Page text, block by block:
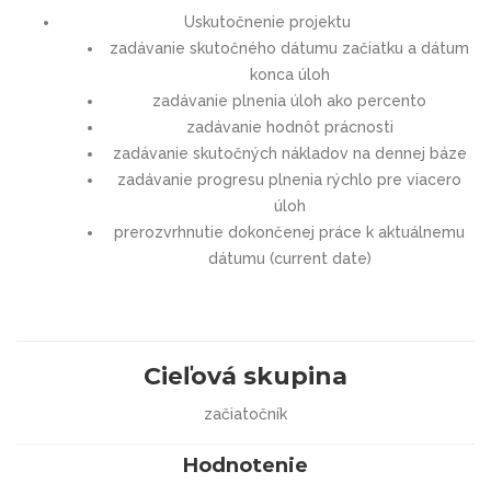
Uskutočnenie projektu
zadávanie skutočného dátumu začiatku a dátum
konca úloh
zadávanie plnenia úloh ako percento
zadávanie hodnôt prácnosti
zadávanie skutočných nákladov na dennej báze
zadávanie progresu plnenia rýchlo pre viacero
úloh
prerozvrhnutie dokončenej práce k aktuálnemu
dátumu (current date)
Cieľová skupina
začiatočník
Hodnotenie